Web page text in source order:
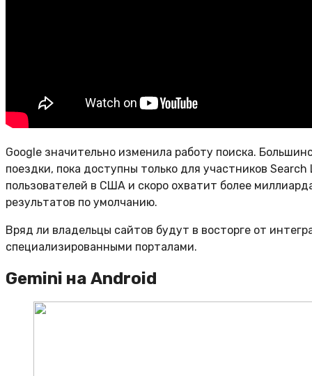
Google значительно изменила работу поиска.
поездки, пока доступны только для участников
пользователей в США и скоро охватит более
результатов по умолчанию.
Вряд ли владельцы сайтов будут в восторге от
специализированными порталами.
Gemini на Android